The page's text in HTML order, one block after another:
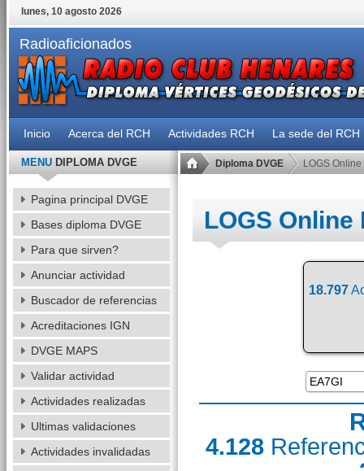
lunes, 10 agosto 2026
Radioaficionados
Inicio Acerca del RCH Actividades RCH La sede del RCH
Diploma DVGE LOGS Online
LOGS Online
18.797
4.128
MENUDIPLOMA DVGE
Pagina principal DVGE
Bases diploma DVGE
Para que sirven?
Anunciar actividad
Buscador de referencias
Acreditaciones IGN
DVGE MAPS
Validar actividad
Actividades realizadas
Ultimas validaciones
Actividades invalidadas